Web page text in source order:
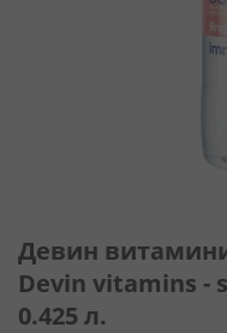
към
началото
на
галерия
Девин
Devin vitamins -
0.425 л.